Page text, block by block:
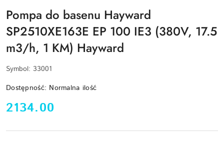
Pompa do basenu Hayward
SP2510XE163E EP 100 IE3 (380V, 17.5
m3/h, 1 KM) Hayward
Symbol: 33001
Dostępność: Normalna ilość
cena:
2134.00